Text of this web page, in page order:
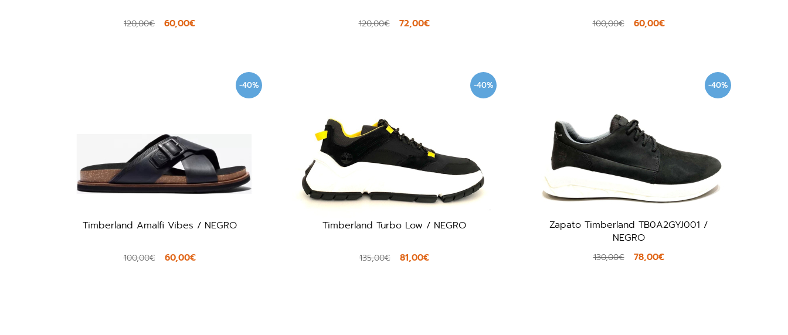
120,00€ 60,00€ 120,00€ 72,00€ 100,00€ 60,00€
-40%
Timberland Amalfi Vibes / NEGRO
100,00€ 60,00€
-40%
Timberland Turbo Low / NEGRO
135,00€ 81,00€
-40%
Zapato Timberland TB0A2GYJ001 /
NEGRO
130,00€ 78,00€